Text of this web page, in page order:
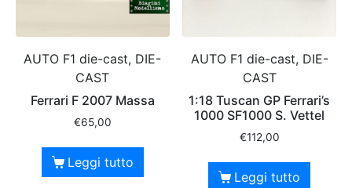
AUTO F1 die-cast, DIE-
CAST
Ferrari F 2007 Massa
€65,00
Leggi tutto
AUTO F1 die-cast, DIE-
CAST
1:18 Tuscan GP Ferrari’s
1000 SF1000 S. Vettel
€112,00
Leggi tutto